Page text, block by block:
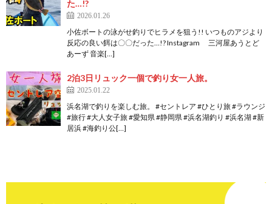
た…!?
2026.01.26
小佐ボートの泳がせ釣りでヒラメを狙う!! いつものアジより
反応の良い餌は〇〇だった…!? Instagram 三河屋あうとど
あーず 音楽[…]
2泊3日リュック一個で釣り女一人旅。
2025.01.22
浜名湖で釣りを楽しむ旅。 #セントレア #ひとり旅 #ラウンジ
#旅行 #大人女子旅 #愛知県 #静岡県 #浜名湖釣り #浜名湖 #新
居浜 #海釣り公[…]